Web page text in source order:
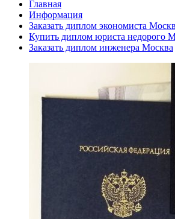
Главная
Информация
Заказать диплом экономиста
Купить диплом юриста недорого
Заказать диплом инженера Москва